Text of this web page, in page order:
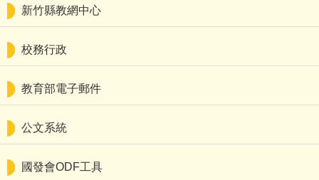
行政組織
數位學習平台
數位學習成果
社區共讀站
新竹縣教網中心
校務行政
教育部電子郵件
公文系統
國發會ODF工具